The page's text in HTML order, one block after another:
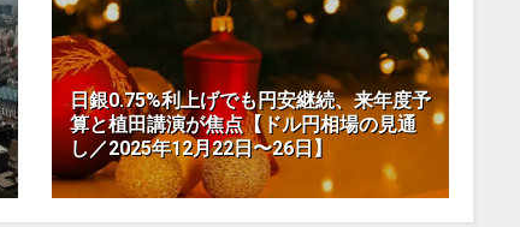
日銀0.75%利上げでも円安継続、来年度予
算と植田講演が焦点【ドル円相場の見通
し／2025年12月22日〜26日】